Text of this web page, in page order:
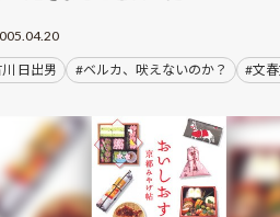
日出男 #ベルカ、吠えないのか？ #文